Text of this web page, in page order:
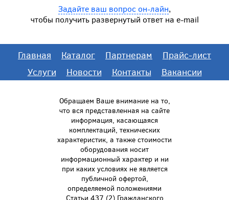
Задайте ваш вопрос он-лайн,
чтобы получить развернутый ответ на e-mail
Главная Каталог Партнерам
Прайс-лист
Услуги
Новости Контакты Вакансии
Обращаем Ваше внимание на то,
что вся представленная на сайте
информация, касающаяся
комплектаций, технических
характеристик, а также стоимости
оборудования носит
информационный характер и ни
при каких условиях не является
публичной офертой,
определяемой положениями
Статьи 437 (2) Гражданского